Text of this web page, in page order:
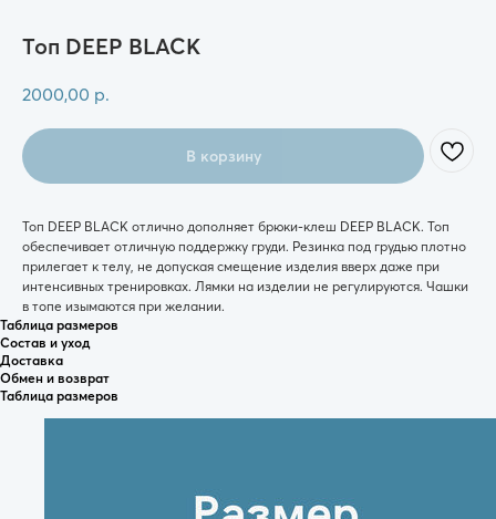
Топ DEEP BLACK
2000,00 р.
В корзину
Топ DEEP BLACK отлично дополняет брюки-клеш DEEP BLACK. Топ
обеспечивает отличную поддержку груди. Резинка под грудью плотно
прилегает к телу, не допуская смещение изделия вверх даже при
интенсивных тренировках. Лямки на изделии не регулируются. Чашки
в топе изымаются при желании.
Таблица размеров
Состав и уход
Доставка
Обмен и возврат
Таблица размеров